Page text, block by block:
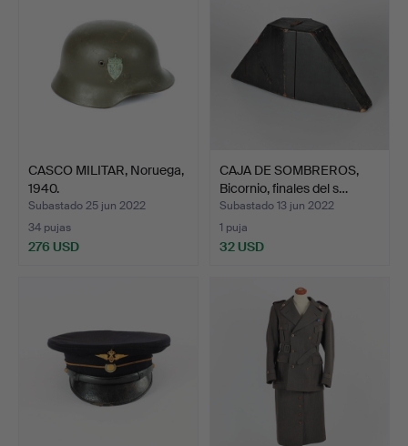
CASCO MILITAR, Noruega,
1940.
Subastado 25 jun 2022
34 pujas
276 USD
CAJA DE SOMBREROS,
Bicornio, finales del s…
Subastado 13 jun 2022
1 puja
32 USD